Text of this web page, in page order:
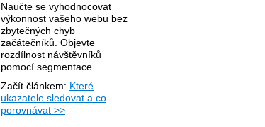
Naučte se vyhodnocovat
výkonnost vašeho webu bez
zbytečných chyb
začátečníků. Objevte
rozdílnost návštěvníků
pomocí segmentace.
Začít článkem: Které
ukazatele sledovat a co
porovnávat >>